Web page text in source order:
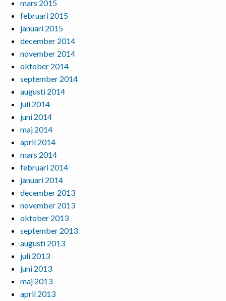
mars 2015
februari 2015
januari 2015
december 2014
november 2014
oktober 2014
september 2014
augusti 2014
juli 2014
juni 2014
maj 2014
april 2014
mars 2014
februari 2014
januari 2014
december 2013
november 2013
oktober 2013
september 2013
augusti 2013
juli 2013
juni 2013
maj 2013
april 2013